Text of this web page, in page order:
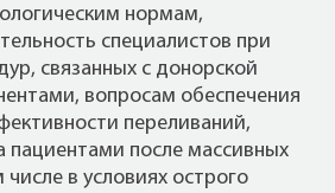
нормам,
специалистов при
связанных с донорской
вопросам обеспечения
переливаний,
пациентами после массивных
в условиях острого